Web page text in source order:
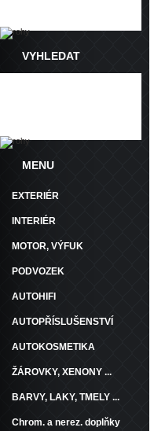
VYHLEDAT
MENU
EXTERIÉR
INTERIÉR
MOTOR, VÝFUK
PODVOZEK
AUTOHIFI
AUTOPŘÍSLUŠENSTVÍ
AUTOKOSMETIKA
ŽÁROVKY, XENONY ...
BARVY, LAKY, TMELY ...
Chrom. a nerez. doplňky